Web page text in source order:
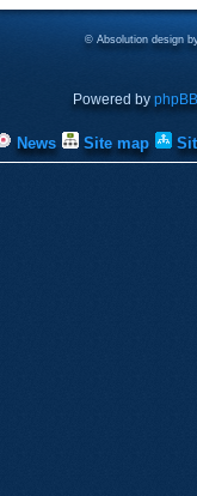
© Absolution design
Powered by phpBB
News Site map